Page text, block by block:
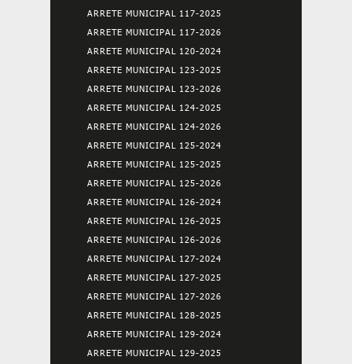
ARRETE MUNICIPAL 117-2025
ARRETE MUNICIPAL 117-2026
ARRETE MUNICIPAL 120-2024
ARRETE MUNICIPAL 123-2025
ARRETE MUNICIPAL 123-2026
ARRETE MUNICIPAL 124-2025
ARRETE MUNICIPAL 124-2026
ARRETE MUNICIPAL 125-2024
ARRETE MUNICIPAL 125-2025
ARRETE MUNICIPAL 125-2026
ARRETE MUNICIPAL 126-2024
ARRETE MUNICIPAL 126-2025
ARRETE MUNICIPAL 126-2026
ARRETE MUNICIPAL 127-2024
ARRETE MUNICIPAL 127-2025
ARRETE MUNICIPAL 127-2026
ARRETE MUNICIPAL 128-2025
ARRETE MUNICIPAL 129-2024
ARRETE MUNICIPAL 129-2025